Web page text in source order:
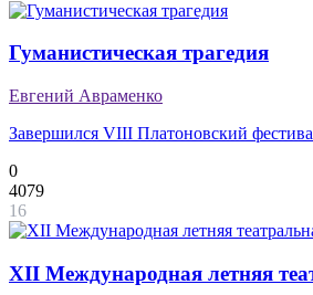
Гуманистическая трагедия
Евгений Авраменко
Завершился VIII Платоновский
0
4079
16
XII Международная летняя